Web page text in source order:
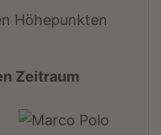
Höhepunkten
Zeitraum